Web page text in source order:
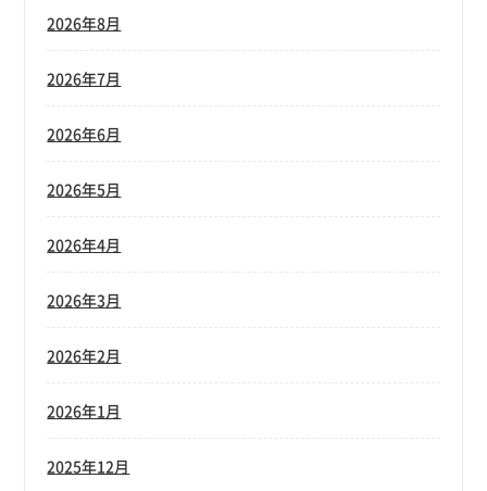
2026年8月
2026年7月
2026年6月
2026年5月
2026年4月
2026年3月
2026年2月
2026年1月
2025年12月